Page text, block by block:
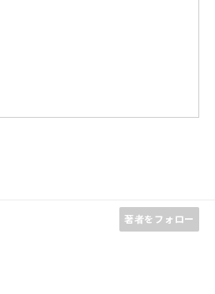
著者をフォロー